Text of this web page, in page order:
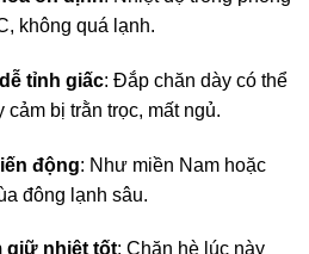
không quá lạnh.
tỉnh giấc: Đắp chăn dày có thể
bị trằn trọc, mất ngủ.
động: Như miền Nam hoặc
đông lạnh sâu.
giữ nhiệt tốt: Chăn hè lúc này